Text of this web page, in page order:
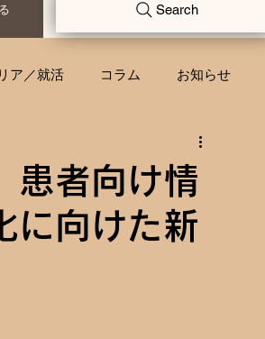
Search
ア／就活 コラム お知らせ
患者向け情
に向けた新